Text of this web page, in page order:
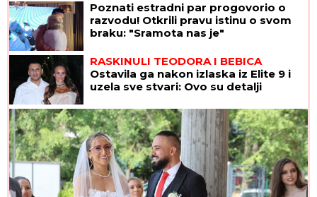
Poznati estradni par progovorio o
razvodu! Otkrili pravu istinu o svom
braku: "Sramota nas je"
RASKINULI TEODORA I BEBICA
Ostavila ga nakon izlaska iz Elite 9 i
uzela sve stvari: Ovo su detalji